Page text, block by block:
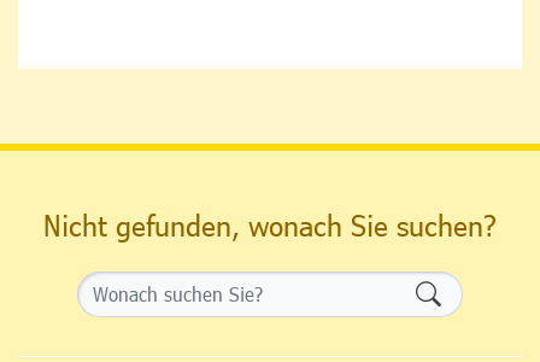
Nicht gefunden, wonach Sie suchen?